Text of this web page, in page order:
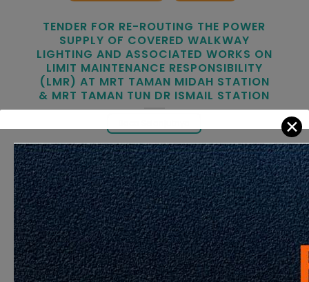
TENDER FOR RE-ROUTING THE POWER
SUPPLY OF COVERED WALKWAY
LIGHTING AND ASSOCIATED WORKS ON
LIMIT MAINTENANCE RESPONSIBILITY
(LMR) AT MRT TAMAN MIDAH STATION
& MRT TAMAN TUN DR ISMAIL STATION
✕